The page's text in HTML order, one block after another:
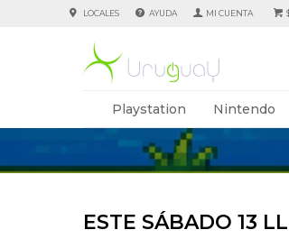
Playstation Nintendo
LOCALES AYUDA
ESTE SÁBADO 13